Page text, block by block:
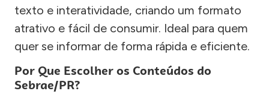
texto e interatividade, criando um formato
atrativo e fácil de consumir. Ideal para quem
quer se informar de forma rápida e eficiente.
Por Que Escolher os Conteúdos do
Sebrae/PR?